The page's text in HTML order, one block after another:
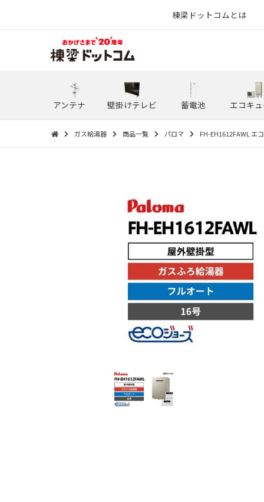
棟梁ドットコムとは
アンテナ 壁掛けテレビ 蓄電池 エコキ
ガス給湯器 商品一覧 パロマ FH-EH1612FAWL エ